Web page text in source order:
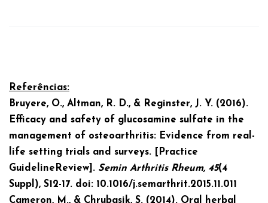
Referências:
Bruyere, O., Altman, R. D., & Reginster, J. Y. (2016).
Efficacy and safety of glucosamine sulfate in the
management of osteoarthritis: Evidence from real-
life setting trials and surveys. [Practice
Guideline Review]. Semin Arthritis Rheum, 45(4
Suppl), S12-17. doi: 10.1016/j.semarthrit.2015.11.011
Cameron, M., & Chrubasik, S. (2014). Oral herbal